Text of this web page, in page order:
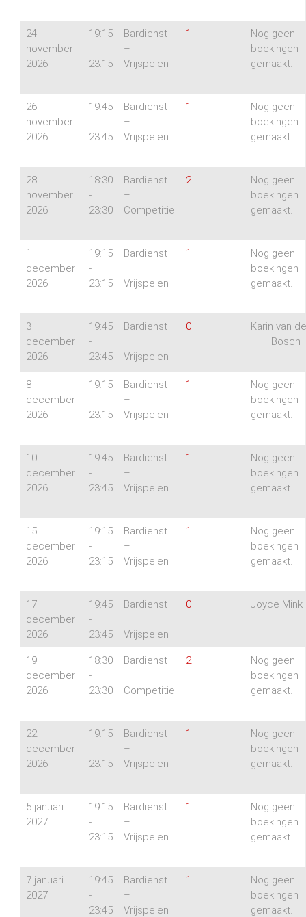
24
november
2026
19:15
-
23:15
Bardienst
–
Vrijspelen
1
Nog geen
boekingen
gemaakt.
26
november
2026
19:45
-
23:45
Bardienst
–
Vrijspelen
1
Nog geen
boekingen
gemaakt.
28
november
2026
18:30
-
23:30
Bardienst
–
Competitie
2
Nog geen
boekingen
gemaakt.
1
december
2026
19:15
-
23:15
Bardienst
–
Vrijspelen
1
Nog geen
boekingen
gemaakt.
3
december
2026
19:45
-
23:45
Bardienst
–
Vrijspelen
0
Karin van
Bosch
8
december
2026
19:15
-
23:15
Bardienst
–
Vrijspelen
1
Nog geen
boekingen
gemaakt.
10
december
2026
19:45
-
23:45
Bardienst
–
Vrijspelen
1
Nog geen
boekingen
gemaakt.
15
december
2026
19:15
-
23:15
Bardienst
–
Vrijspelen
1
Nog geen
boekingen
gemaakt.
17
december
2026
19:45
-
23:45
Bardienst
–
Vrijspelen
0 Joyce Mink
19
december
2026
18:30
-
23:30
Bardienst
–
Competitie
2
Nog geen
boekingen
gemaakt.
22
december
2026
19:15
-
23:15
Bardienst
–
Vrijspelen
1
Nog geen
boekingen
gemaakt.
5 januari
2027
19:15
-
23:15
Bardienst
–
Vrijspelen
1
Nog geen
boekingen
gemaakt.
7 januari
2027
19:45
-
23:45
Bardienst
–
Vrijspelen
1
Nog geen
boekingen
gemaakt.